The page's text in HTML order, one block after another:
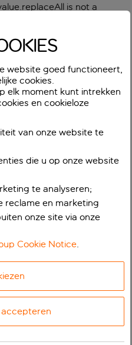
is not a
website goed functioneert,
cookies.
elk moment kunt intrekken
en cookieloze
van onze website te
die u op onze website
te analyseren;
reclame en marketing
onze site via onze
Cookie Notice.
accepteren